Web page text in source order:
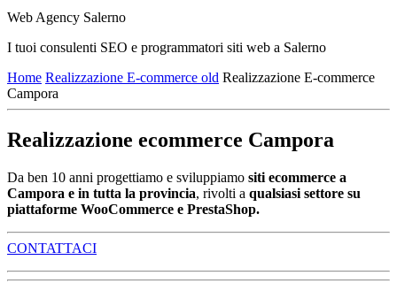
Web Agency Salerno
I tuoi consulenti SEO e programmatori siti web a Salerno
Home Realizzazione E-commerce old Realizzazione E-commerce
Campora
Realizzazione ecommerce Campora
Da ben 10 anni progettiamo e sviluppiamo siti ecommerce a
Campora e in tutta la provincia, rivolti a qualsiasi settore su
piattaforme WooCommerce e PrestaShop.
CONTATTACI